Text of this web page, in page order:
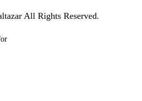
All Rights Reserved.